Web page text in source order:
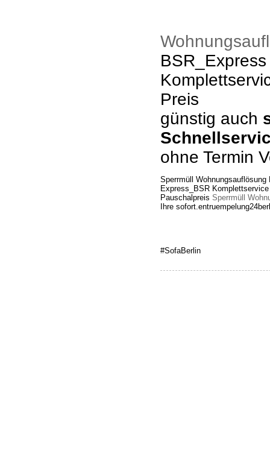
Preis
günstig auch
ohne Termin
Sperrmüll
Express_BSR
Pauschalpreis Sperrmüll
Ihre
#SofaBerlin